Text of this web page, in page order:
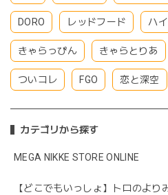
DORO レッドフード ハ
きゃらっぴん きゃらとりあ
ついコレ FGO 恋と深空
カテゴリから探す
MEGA NIKKE STORE ONLINE
【どこでもいっしょ】トロのよ